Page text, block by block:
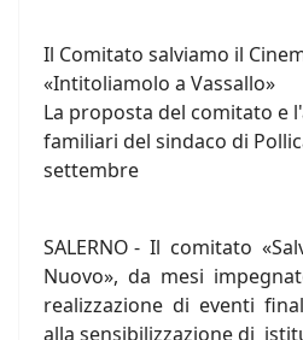
Il Comitato salviamo il
«Intitoliamolo a Vassallo»
La proposta del comitato e
familiari del sindaco di
settembre
SALERNO - Il comitato
Nuovo», da mesi
realizzazione di eventi
alla sensibilizzazione di